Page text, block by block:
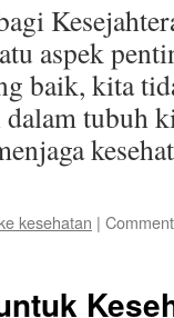
aspek
baik, kita
dalam tubuh
kesehatan |